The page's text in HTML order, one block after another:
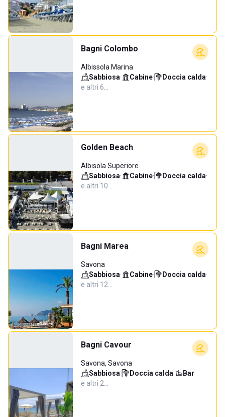
Bagni Colombo
Albissola Marina
Sabbiosa· Cabine· Doccia calda·
e altri 6…
Golden Beach
Albisola Superiore
Sabbiosa· Cabine· Doccia calda·
e altri 10…
Bagni Marea
Savona
Sabbiosa· Cabine· Doccia calda·
e altri 12…
Bagni Cavour
Savona, Savona
Sabbiosa· Doccia calda· Bar·
e altri 2…